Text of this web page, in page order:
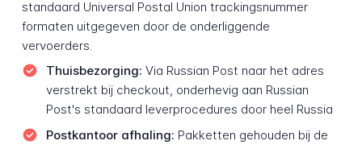
standaard Universal Postal Union trackingsnummer
formaten uitgegeven door de onderliggende
vervoerders.
Thuisbezorging: Via Russian Post naar het adres
verstrekt bij checkout, onderhevig aan Russian
Post's standaard leverprocedures door heel Russia
Postkantoor afhaling: Pakketten gehouden bij de